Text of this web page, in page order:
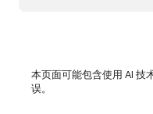
本页面可能包含使用 AI 技
误。